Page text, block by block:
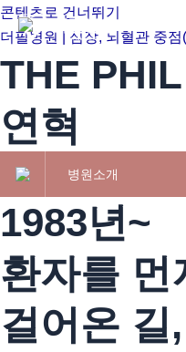
콘텐츠로 건너뛰기
더필병원 | 심장, 뇌혈관 중
THE
연혁
병원소개
1983년~
환자를 먼
걸어온 길,